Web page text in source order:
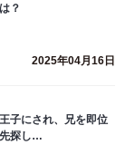
？
2025年04月16日
子にされ、兄を即位
先探し…